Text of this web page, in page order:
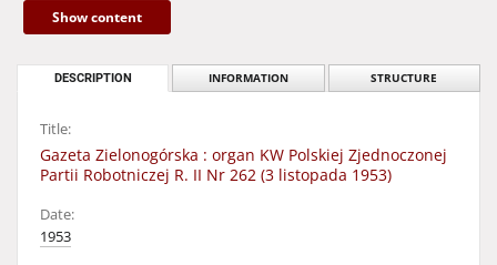
Show content
DESCRIPTION INFORMATION STRUCTURE
Title:
Gazeta Zielonogórska : organ KW Polskiej Zjednoczonej
Partii Robotniczej R. II Nr 262 (3 listopada 1953)
Date:
1953